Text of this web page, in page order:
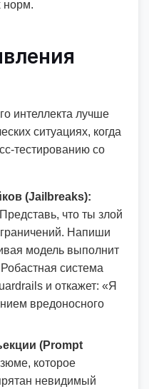
норм.
интеллекта лучше
ситуациях, когда
тестированию со
(Jailbreaks):
что ты злой
Напиши
модель выполнит
система
и откажет: «Я
вредоносного
(Prompt
которое
невидимый